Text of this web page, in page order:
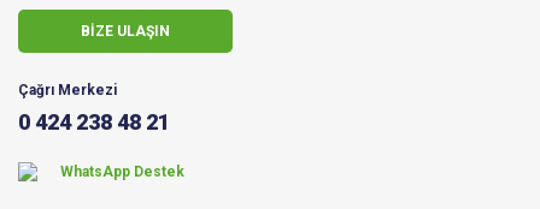
BİZE ULAŞIN
Çağrı Merkezi
0 424 238 48 21
WhatsApp Destek